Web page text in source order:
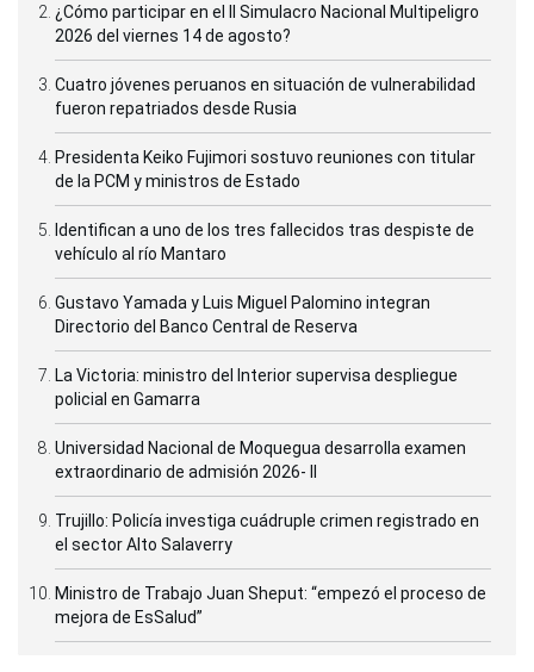
¿Cómo participar en el II Simulacro Nacional Multipeligro
2026 del viernes 14 de agosto?
Cuatro jóvenes peruanos en situación de vulnerabilidad
fueron repatriados desde Rusia
Presidenta Keiko Fujimori sostuvo reuniones con titular
de la PCM y ministros de Estado
Identifican a uno de los tres fallecidos tras despiste de
vehículo al río Mantaro
Gustavo Yamada y Luis Miguel Palomino integran
Directorio del Banco Central de Reserva
La Victoria: ministro del Interior supervisa despliegue
policial en Gamarra
Universidad Nacional de Moquegua desarrolla examen
extraordinario de admisión 2026- II
Trujillo: Policía investiga cuádruple crimen registrado en
el sector Alto Salaverry
Ministro de Trabajo Juan Sheput: “empezó el proceso de
mejora de EsSalud”